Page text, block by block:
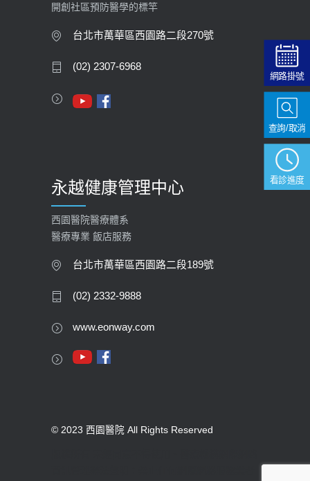
開創社區預防醫學的標竿
台北市萬華區西園路二段270號
(02) 2307-6968
永越健康管理中心
西園醫院醫療體系
醫療專業 飯店服務
台北市萬華區西園路二段189號
(02) 2332-9888
www.eonway.com
© 2023 西園醫院 All Rights Reserved
網路掛號
看診進度
查詢/取消